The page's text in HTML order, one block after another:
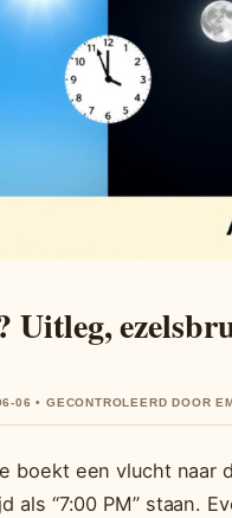
06 • GECONTROLEERD DOOR
boekt een vlucht naar
als “7:00 PM” staan.